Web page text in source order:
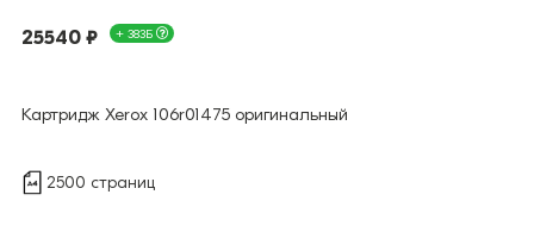
25540 ₽ + 383Б
Картридж Xerox 106r01475 оригинальный
2500 страниц